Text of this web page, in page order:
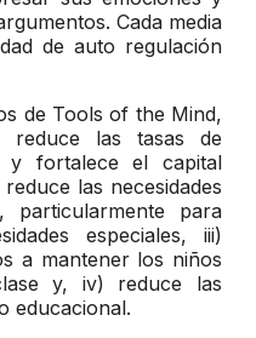
Cada media
de auto regulación
de Tools of the Mind,
reduce las tasas de
y fortalece el capital
las necesidades
particularmente para
especiales, iii)
a mantener los niños
y, iv) reduce las
educacional.